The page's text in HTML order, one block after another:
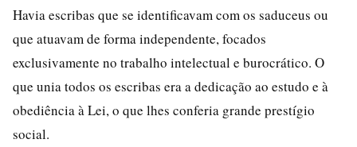
Havia escribas que se identificavam com os saduceus ou
que atuavam de forma independente, focados
exclusivamente no trabalho intelectual e burocrático. O
que unia todos os escribas era a dedicação ao estudo e à
obediência à Lei, o que lhes conferia grande prestígio
social.